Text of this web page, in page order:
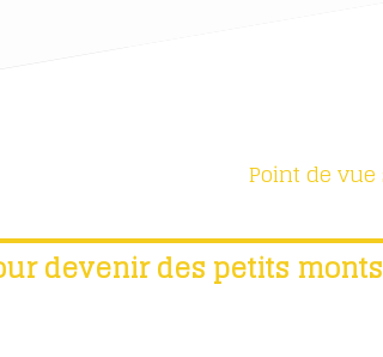
Point de vue
devenir des petits monts